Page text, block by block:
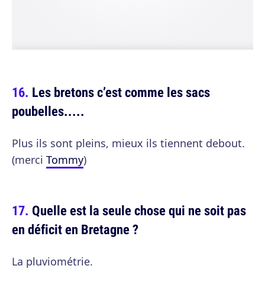
Les bretons c’est comme les sacs
poubelles.....
Plus ils sont pleins, mieux ils tiennent debout.
(merci Tommy)
Quelle est la seule chose qui ne soit pas
en déficit en Bretagne ?
La pluviométrie.